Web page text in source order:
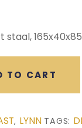
TO CART
, LYNN TAGS: